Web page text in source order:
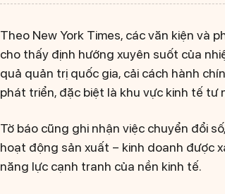
Theo New York Times, các văn kiện và
cho thấy định hướng xuyên suốt của
quả quản trị quốc gia, cải cách hành
phát triển, đặc biệt là khu vực kinh tế tư
Tờ báo cũng ghi nhận việc chuyển đổi
hoạt động sản xuất – kinh doanh được
năng lực cạnh tranh của nền kinh tế.